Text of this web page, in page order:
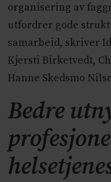
organisering av
utfordrer gode
samarbeid, skriver
Kjersti Birketvedt,
Hanne Skedsmo
Bedre